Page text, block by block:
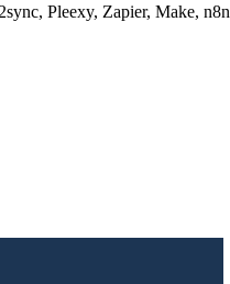
Pleexy, Zapier, Make,